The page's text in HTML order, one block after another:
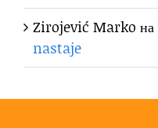
Zirojević Marko на
nastaje